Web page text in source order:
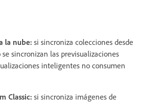
la nube: si sincroniza colecciones desde
sincronizan las previsualizaciones
inteligentes no consumen
Classic: si sincroniza imágenes de